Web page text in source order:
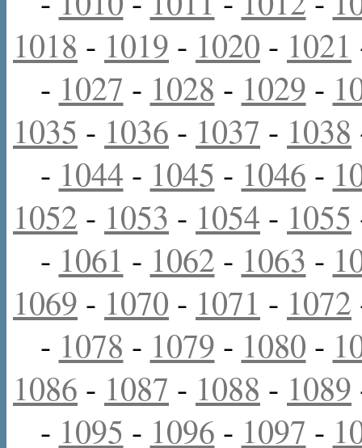
1018 - 1019 - 1020 - 1021
- 1027 - 1028 - 1029 -
1035 - 1036 - 1037 - 1038
- 1044 - 1045 - 1046 -
1052 - 1053 - 1054 - 1055
- 1061 - 1062 - 1063 -
1069 - 1070 - 1071 - 1072
- 1078 - 1079 - 1080 -
1086 - 1087 - 1088 - 1089
- 1095 - 1096 - 1097 -